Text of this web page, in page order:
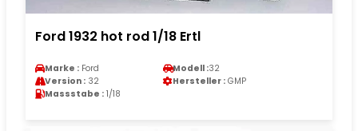
Ford 1932 hot rod 1/18 Ertl
Marke : Ford Modell :32
Version : 32 Hersteller : GMP
Massstabe : 1/18